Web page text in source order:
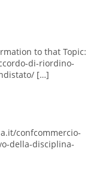
to that Topic:
di-riordino-
[…]
confcommercio-
della-disciplina-